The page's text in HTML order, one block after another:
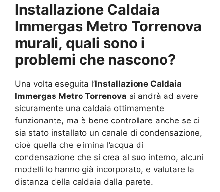
Installazione Caldaia
Immergas Metro Torrenova
murali, quali sono i
problemi che nascono?
Una volta eseguita l’Installazione Caldaia
Immergas Metro Torrenova si andrà ad avere
sicuramente una caldaia ottimamente
funzionante, ma è bene controllare anche se ci
sia stato installato un canale di condensazione,
cioè quella che elimina l’acqua di
condensazione che si crea al suo interno, alcuni
modelli lo hanno già incorporato, e valutare la
distanza della caldaia dalla parete.